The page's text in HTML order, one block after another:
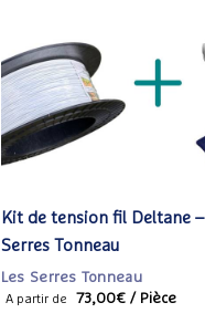
Kit de tension fil Deltane –
Serres Tonneau
Les Serres Tonneau
A partir de 73,00€ / Pièce